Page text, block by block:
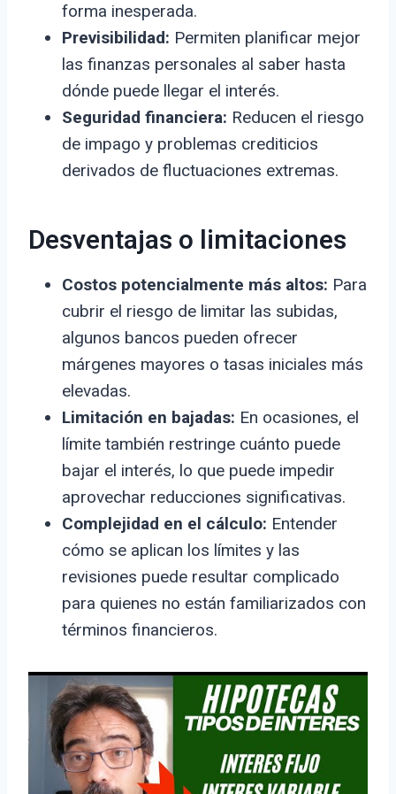
forma inesperada.
Previsibilidad: Permiten planificar mejor
las finanzas personales al saber hasta
dónde puede llegar el interés.
Seguridad financiera: Reducen el riesgo
de impago y problemas crediticios
derivados de fluctuaciones extremas.
Desventajas o limitaciones
Costos potencialmente más altos: Para
cubrir el riesgo de limitar las subidas,
algunos bancos pueden ofrecer
márgenes mayores o tasas iniciales más
elevadas.
Limitación en bajadas: En ocasiones, el
límite también restringe cuánto puede
bajar el interés, lo que puede impedir
aprovechar reducciones significativas.
Complejidad en el cálculo: Entender
cómo se aplican los límites y las
revisiones puede resultar complicado
para quienes no están familiarizados con
términos financieros.